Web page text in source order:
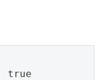
true